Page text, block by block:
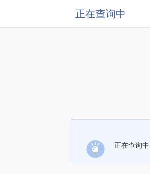
正在查询中
正在查询